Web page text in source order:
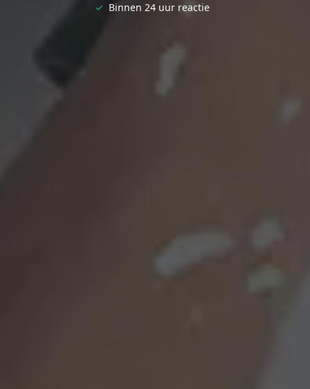
✓ Binnen 24 uur reactie